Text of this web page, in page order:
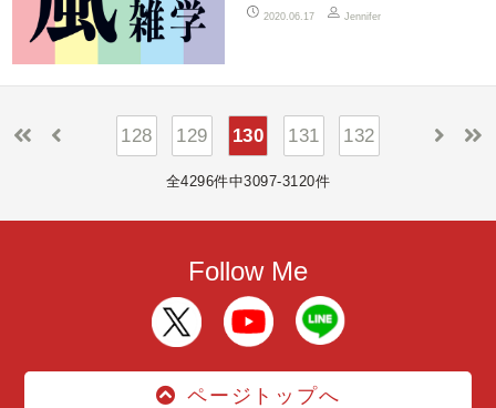
2020.06.17 Jennifer
128 129 130 131 132
全4296件中3097-3120件
Follow Me
ページトップへ